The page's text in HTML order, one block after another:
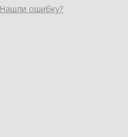
Нашли ошибку?